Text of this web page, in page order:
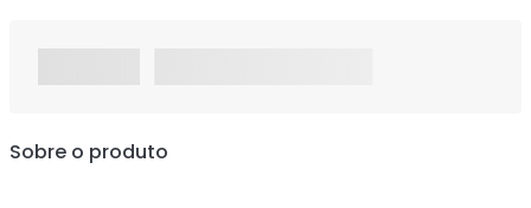
Sobre o produto